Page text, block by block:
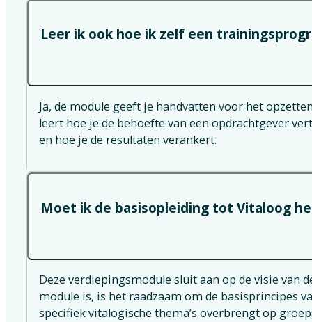
Leer ik ook hoe ik zelf een
Ja, de module geeft je handvatten voor het
leert hoe je de behoefte van een opdrachtgever
en hoe je de resultaten verankert.
Moet ik de basisopleiding tot Vitaloog
Deze verdiepingsmodule sluit aan op de visie van
module is, is het raadzaam om de basisprincipes
specifiek vitalogische thema’s overbrengt op